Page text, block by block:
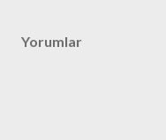
Yorumlar